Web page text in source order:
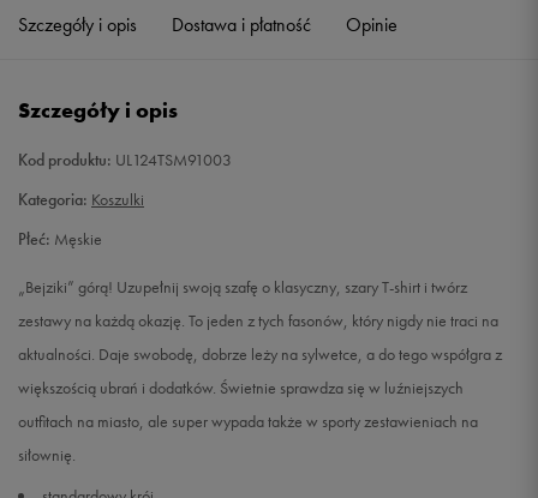
Szczegóły i opis Dostawa i płatność Opinie
Szczegóły i opis
Kod produktu: UL124TSM91003
Kategoria: Koszulki
Płeć: Męskie
„Bejziki” górą! Uzupełnij swoją szafę o klasyczny, szary T-shirt i twórz
zestawy na każdą okazję. To jeden z tych fasonów, który nigdy nie traci na
aktualności. Daje swobodę, dobrze leży na sylwetce, a do tego współgra z
większością ubrań i dodatków. Świetnie sprawdza się w luźniejszych
outfitach na miasto, ale super wypada także w sporty zestawieniach na
siłownię.